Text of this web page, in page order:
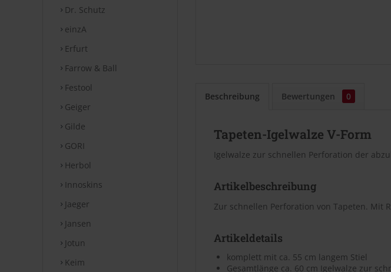
Dr. Schutz
einzA
Erfurt
Farrow & Ball
Festool
Geiger
Gilde
GORI
Herbol
Innoskins
Jaeger
Jansen
Jotun
Keim
Beschreibung Bewertungen 0
Tapeten-Igelwalze V-Form
Igelwalze zur schnellen Perforation der
Artikelbeschreibung
Zur schnellen Perforation von Tapeten. Mit
Artikeldetails
komplett mit ca. 55 cm langem Stiel
Gesamtlänge ca. 60 cm Igelwalze zur